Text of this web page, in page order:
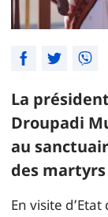
La
Droupadi
au
des
En visite